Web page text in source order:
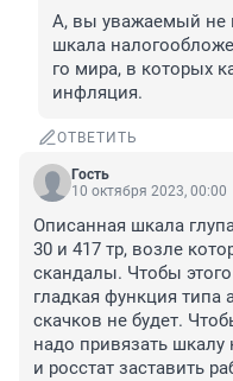
А, вы уважаемый не
шкала
го мира, в которых
инфляция.
ОТВЕТИТЬ
Гость
10 октября 2023, 00:00
Описанная шкала
30 и 417 тр, возле
скандалы. Чтобы
гладкая функция типа
скачков не будет.
надо привязать шкалу
и росстат заставить